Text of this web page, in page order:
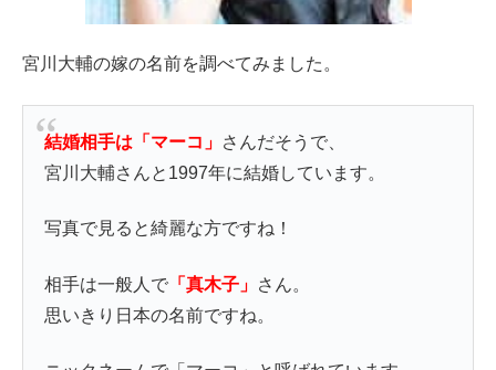
宮川大輔の嫁の名前を調べてみました。
結婚相手は「マーコ」 さんだそうで、
宮川大輔さんと1997年に結婚しています。
写真で見ると綺麗な方ですね！
相手は一般人で 「真木子」 さん。
思いきり日本の名前ですね。